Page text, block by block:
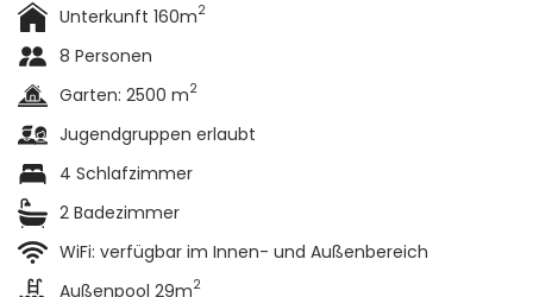
Unterkunft 160m2
8 Personen
Garten: 2500 m2
Jugendgruppen erlaubt
4 Schlafzimmer
2 Badezimmer
WiFi: verfügbar im Innen- und Außenbereich
Außenpool 29m2